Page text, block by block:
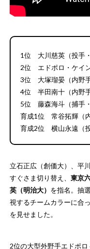
1位 大川慈英（投手・
2位 エドポロ・ケイ
3位 大塚瑠晏（内野手
4位 半田南十（内野手
5位 藤森海斗（捕手・
育成1位 常谷拓輝（
育成2位 横山永遠（
立石正広（創価大）、平
すぐさま切り替え、 東京
英（明治大） を指名。抽
視するチームカラーに合っ
を見せました。
2位の大型外野手エドポロ